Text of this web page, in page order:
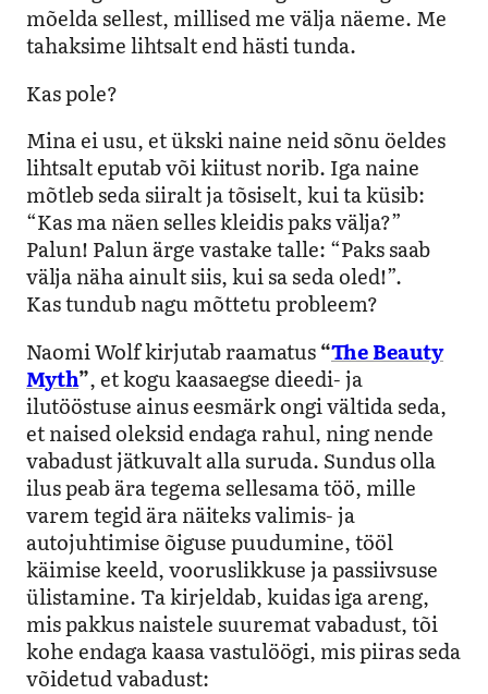
mõelda sellest, millised me välja näeme. Me
tahaksime lihtsalt end hästi tunda.
Kas pole?
Mina ei usu, et ükski naine neid sõnu öeldes
lihtsalt eputab või kiitust norib. Iga naine
mõtleb seda siiralt ja tõsiselt, kui ta küsib:
“Kas ma näen selles kleidis paks välja?”
Palun! Palun ärge vastake talle: “Paks saab
välja näha ainult siis, kui sa seda oled!”.
Kas tundub nagu mõttetu probleem?
Naomi Wolf kirjutab raamatus“The Beauty
Myth”, et kogu kaasaegse dieedi- ja
ilutööstuse ainus eesmärk ongi vältida seda,
et naised oleksid endaga rahul, ning nende
vabadust jätkuvalt alla suruda. Sundus olla
ilus peab ära tegema sellesama töö, mille
varem tegid ära näiteks valimis- ja
autojuhtimise õiguse puudumine, tööl
käimise keeld, vooruslikkuse ja passiivsuse
ülistamine. Ta kirjeldab, kuidas iga areng,
mis pakkus naistele suuremat vabadust, tõi
kohe endaga kaasa vastulöögi, mis piiras seda
võidetud vabadust: